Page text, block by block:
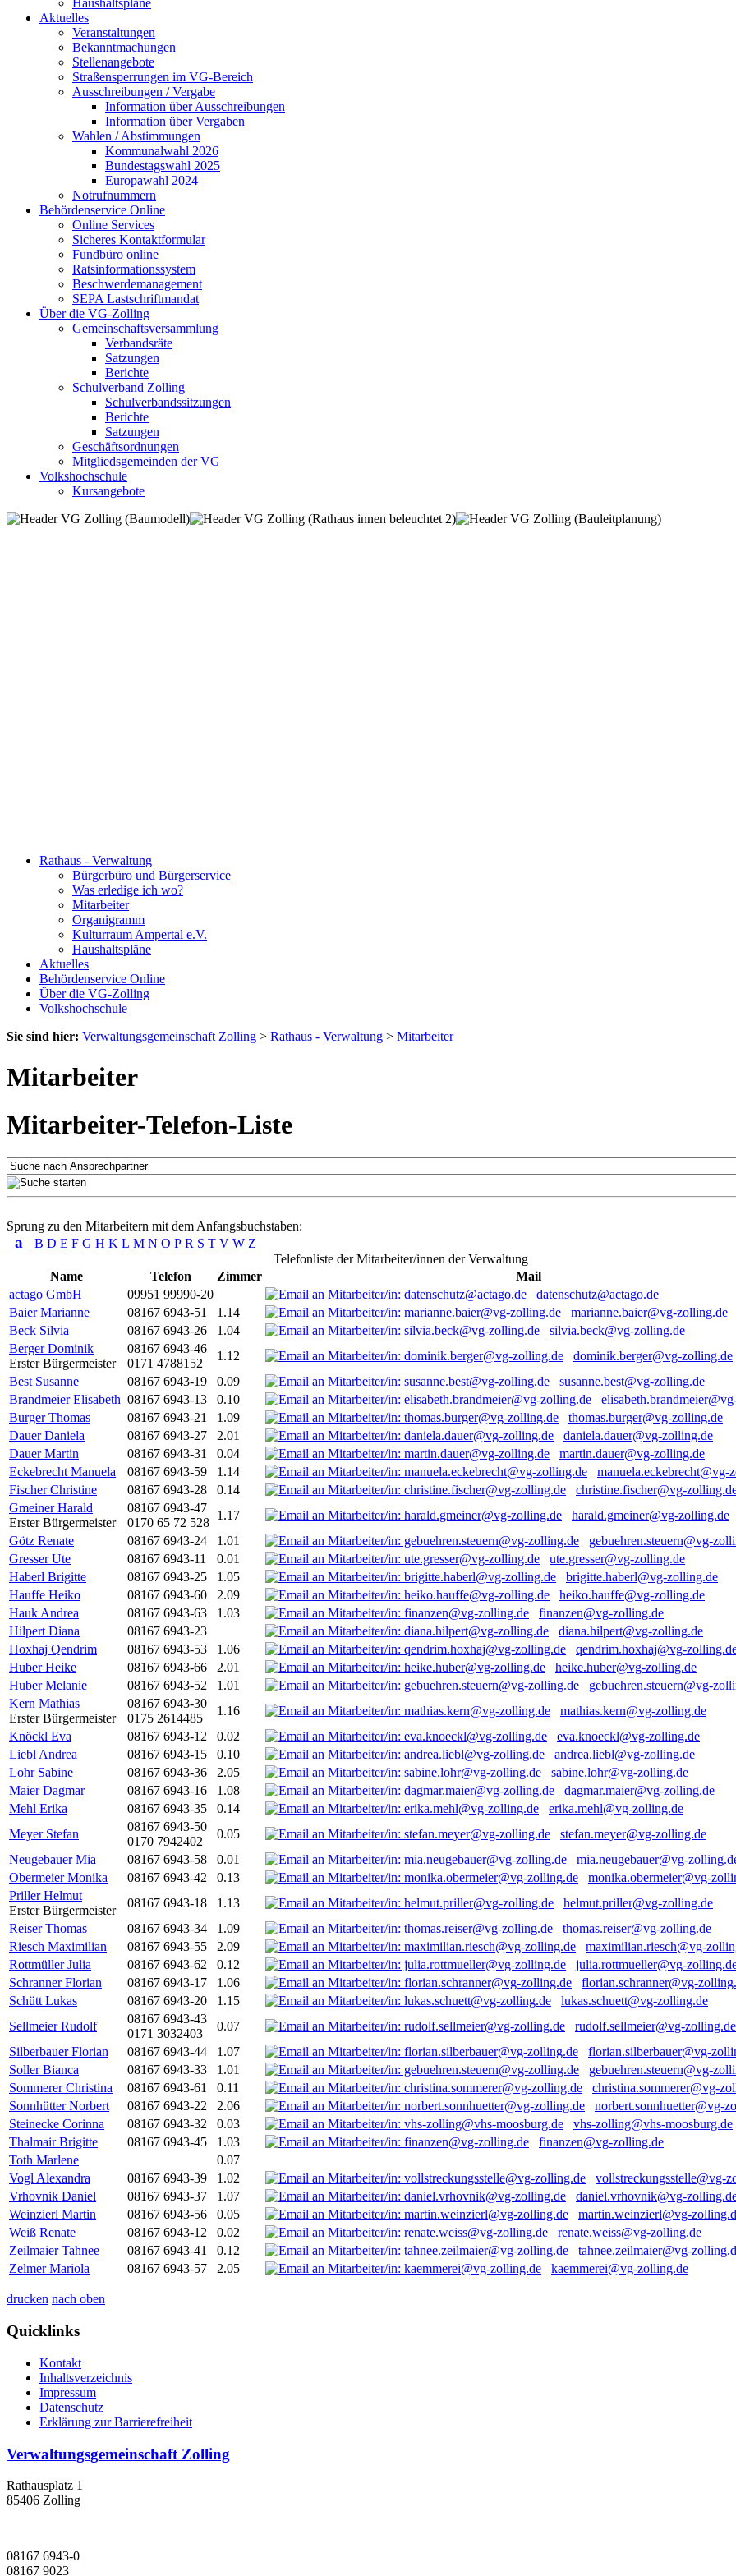
Haushaltspläne
Aktuelles
Veranstaltungen
Bekanntmachungen
Stellenangebote
Straßensperrungen im VG-Bereich
Ausschreibungen / Vergabe
Information über Ausschreibungen
Information über Vergaben
Wahlen / Abstimmungen
Kommunalwahl 2026
Bundestagswahl 2025
Europawahl 2024
Notrufnummern
Behördenservice Online
Online Services
Sicheres Kontaktformular
Fundbüro online
Ratsinformationssystem
Beschwerdemanagement
SEPA Lastschriftmandat
Über die VG-Zolling
Gemeinschaftsversammlung
Verbandsräte
Satzungen
Berichte
Schulverband Zolling
Schulverbandssitzungen
Berichte
Satzungen
Geschäftsordnungen
Mitgliedsgemeinden der VG
Volkshochschule
Kursangebote
Rathaus - Verwaltung
Bürgerbüro und Bürgerservice
Was erledige ich wo?
Mitarbeiter
Organigramm
Kulturraum Ampertal e.V.
Haushaltspläne
Aktuelles
Behördenservice Online
Über die VG-Zolling
Volkshochschule
Sie sind hier: Verwaltungsgemeinschaft Zolling > Rathaus - Verwaltung > Mitarbeiter
Mitarbeiter
Mitarbeiter-Telefon-Liste
Sprung zu den Mitarbeitern mit dem Anfangsbuchstaben:
a B D E F G H K L M N O P R S T V W Z
Telefonliste der Mitarbeiter/innen der Verwaltung
Name
Telefon Zimmer
Mail
actago GmbH
09951 99990-20
datenschutz@actago.de
Baier Marianne
08167 6943-51 1.14
marianne.baier@vg-zolling.de
Beck Silvia
08167 6943-26 1.04
silvia.beck@vg-zolling.de
Berger Dominik
Erster Bürgermeister
08167 6943-46
0171 4788152
1.12
dominik.berger@vg-zolling.de
Best Susanne
08167 6943-19 0.09
susanne.best@vg-zolling.de
Brandmeier Elisabeth 08167 6943-13 0.10
Burger Thomas
08167 6943-21 1.09
thomas.burger@vg-zolling.de
Dauer Daniela
08167 6943-27 2.01
daniela.dauer@vg-zolling.de
Dauer Martin
08167 6943-31 0.04
martin.dauer@vg-zolling.de
Eckebrecht Manuela
08167 6943-59 1.14
manuela.eckebrecht@vg-
Fischer Christine
08167 6943-28 0.14
christine.fischer@vg-
Gmeiner Harald
Erster Bürgermeister
08167 6943-47
0170 65 72 528
1.17
harald.gmeiner@vg-zolling.de
Götz Renate
08167 6943-24 1.01
gebuehren.steuern@vg-
Gresser Ute
08167 6943-11 0.01
ute.gresser@vg-zolling.de
Haberl Brigitte
08167 6943-25 1.05
brigitte.haberl@vg-zolling.de
Hauffe Heiko
08167 6943-60 2.09
heiko.hauffe@vg-zolling.de
Hauk Andrea
08167 6943-63 1.03
finanzen@vg-zolling.de
Hilpert Diana
08167 6943-23
diana.hilpert@vg-zolling.de
Hoxhaj Qendrim
08167 6943-53 1.06
qendrim.hoxhaj@vg-
Huber Heike
08167 6943-66 2.01
heike.huber@vg-zolling.de
Huber Melanie
08167 6943-52 1.01
gebuehren.steuern@vg-
Kern Mathias
Erster Bürgermeister
08167 6943-30
0175 2614485
1.16
mathias.kern@vg-zolling.de
Knöckl Eva
08167 6943-12 0.02
eva.knoeckl@vg-zolling.de
Liebl Andrea
08167 6943-15 0.10
andrea.liebl@vg-zolling.de
Lohr Sabine
08167 6943-36 2.05
sabine.lohr@vg-zolling.de
Maier Dagmar
08167 6943-16 1.08
dagmar.maier@vg-zolling.de
Mehl Erika
08167 6943-35 0.14
erika.mehl@vg-zolling.de
Meyer Stefan
08167 6943-50
0170 7942402
0.05
stefan.meyer@vg-zolling.de
Neugebauer Mia
08167 6943-58 0.01
mia.neugebauer@vg-
Obermeier Monika
08167 6943-42 0.13
monika.obermeier@vg-
Priller Helmut
Erster Bürgermeister
08167 6943-18 1.13
helmut.priller@vg-zolling.de
Reiser Thomas
08167 6943-34 1.09
thomas.reiser@vg-zolling.de
Riesch Maximilian
08167 6943-55 2.09
maximilian.riesch@vg-
Rottmüller Julia
08167 6943-62 0.12
julia.rottmueller@vg-
Schranner Florian
08167 6943-17 1.06
florian.schranner@vg-
Schütt Lukas
08167 6943-20 1.15
lukas.schuett@vg-zolling.de
Sellmeier Rudolf
08167 6943-43
0171 3032403
0.07
rudolf.sellmeier@vg-zolling.de
Silberbauer Florian
08167 6943-44 1.07
florian.silberbauer@vg-
Soller Bianca
08167 6943-33 1.01
gebuehren.steuern@vg-
Sommerer Christina
08167 6943-61 0.11
christina.sommerer@vg-
Sonnhütter Norbert
08167 6943-22 2.06
norbert.sonnhuetter@vg-
Steinecke Corinna
08167 6943-32 0.03
vhs-zolling@vhs-moosburg.de
Thalmair Brigitte
08167 6943-45 1.03
finanzen@vg-zolling.de
Toth Marlene
0.07
Vogl Alexandra
08167 6943-39 1.02
vollstreckungsstelle@vg-
Vrhovnik Daniel
08167 6943-37 1.07
daniel.vrhovnik@vg-
Weinzierl Martin
08167 6943-56 0.05
martin.weinzierl@vg-
Weiß Renate
08167 6943-12 0.02
renate.weiss@vg-zolling.de
Zeilmaier Tahnee
08167 6943-41 0.12
tahnee.zeilmaier@vg-
Zelmer Mariola
08167 6943-57 2.05 kaemmerei@vg-zolling.de
drucken nach oben
Quicklinks
Kontakt
Inhaltsverzeichnis
Impressum
Datenschutz
Erklärung zur Barrierefreiheit
Verwaltungsgemeinschaft Zolling
Rathausplatz 1
85406 Zolling
08167 6943-0
08167 9023